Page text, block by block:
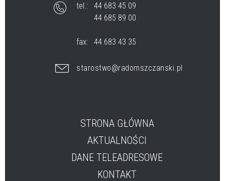
tel.:
44 683 45 09
44 685 89 00
fax: 44 683 43 35
starostwo@radomszczanski.pl
STRONA GŁÓWNA
AKTUALNOŚCI
DANE TELEADRESOWE
KONTAKT